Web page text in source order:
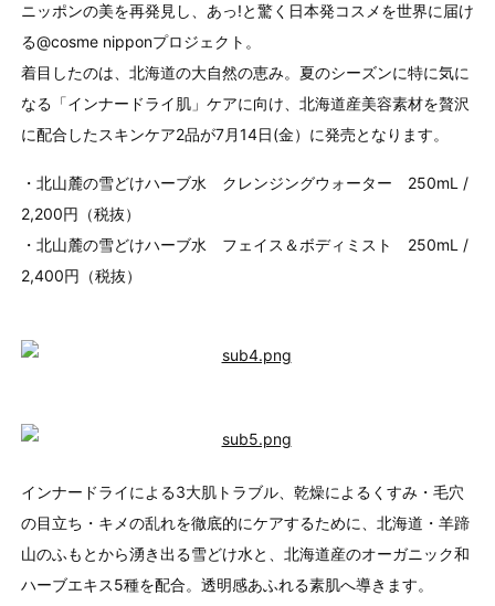
ニッポンの美を再発見し、あっ!と驚く日本発コスメを世界に届け
る@cosme nipponプロジェクト。
着目したのは、北海道の大自然の恵み。夏のシーズンに特に気に
なる「インナードライ肌」ケアに向け、北海道産美容素材を贅沢
に配合したスキンケア2品が7月14日(金）に発売となります。
・北山麓の雪どけハーブ水 クレンジングウォーター 250mL /
2,200円（税抜）
・北山麓の雪どけハーブ水 フェイス＆ボディミスト 250mL /
2,400円（税抜）
インナードライによる3大肌トラブル、乾燥によるくすみ・毛穴
の目立ち・キメの乱れを徹底的にケアするために、北海道・羊蹄
山のふもとから湧き出る雪どけ水と、北海道産のオーガニック和
ハーブエキス5種を配合。透明感あふれる素肌へ導きます。